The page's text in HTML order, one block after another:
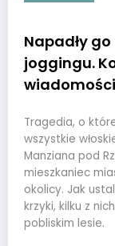
Napadły
joggingu.
Tragedia, o
wszystkie
Manziana pod
mieszkaniec
okolicy. Jak
krzyki, kilku z
pobliskim lesie.